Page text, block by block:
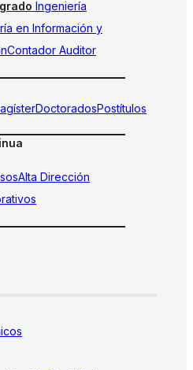
Ingeniería
en Información y
Contador Auditor
DoctoradosPostítulos
Alta Dirección